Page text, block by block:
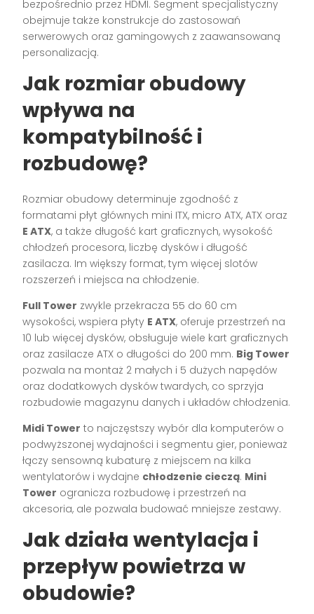
bezpośrednio przez HDMI. Segment specjalistyczny
obejmuje także konstrukcje do zastosowań
serwerowych oraz gamingowych z zaawansowaną
personalizacją.
Jak rozmiar obudowy
wpływa na
kompatybilność i
rozbudowę?
Rozmiar obudowy determinuje zgodność z
formatami płyt głównych mini ITX, micro ATX, ATX oraz
E ATX, a także długość kart graficznych, wysokość
chłodzeń procesora, liczbę dysków i długość
zasilacza. Im większy format, tym więcej slotów
rozszerzeń i miejsca na chłodzenie.
Full Tower zwykle przekracza 55 do 60 cm
wysokości, wspiera płyty E ATX, oferuje przestrzeń na
10 lub więcej dysków, obsługuje wiele kart graficznych
oraz zasilacze ATX o długości do 200 mm. Big Tower
pozwala na montaż 2 małych i 5 dużych napędów
oraz dodatkowych dysków twardych, co sprzyja
rozbudowie magazynu danych i układów chłodzenia.
Midi Tower to najczęstszy wybór dla komputerów o
podwyższonej wydajności i segmentu gier, ponieważ
łączy sensowną kubaturę z miejscem na kilka
wentylatorów i wydajne chłodzenie cieczą. Mini
Tower ogranicza rozbudowę i przestrzeń na
akcesoria, ale pozwala budować mniejsze zestawy.
Jak działa wentylacja i
przepływ powietrza w
obudowie?